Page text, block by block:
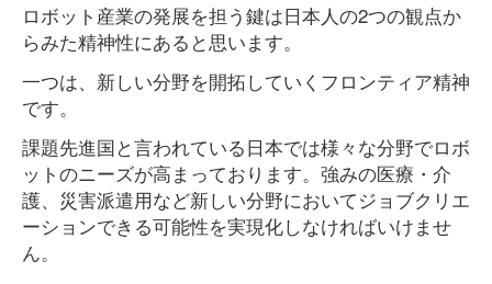
ロボット産業の発展を担う鍵は日本人の2つの観点か
らみた精神性にあると思います。
一つは、新しい分野を開拓していくフロンティア精神
です。
課題先進国と言われている日本では様々な分野でロボ
ットのニーズが高まっております。強みの医療・介
護、災害派遣用など新しい分野においてジョブクリエ
ーションできる可能性を実現化しなければいけませ
ん。